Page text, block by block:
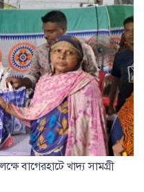
বাগেরহাটে খাদ্য সামগ্রী